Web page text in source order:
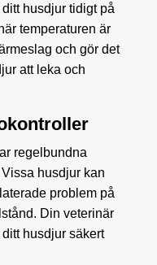
husdjur tidigt på
temperaturen är
och gör det
att leka och
regelbundna
husdjur kan
problem på
Din veterinär
husdjur säkert